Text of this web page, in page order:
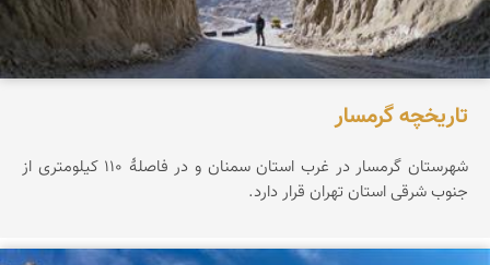
تاریخچه گرمسار
شهرستان گرمسار در غرب استان سمنان و در فاصلهٔ ۱۱۰ کیلومتری از
جنوب شرقی استان تهران قرار دارد.